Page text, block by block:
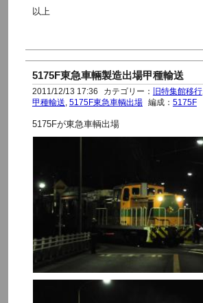
以上
5175F東急車輛製造出場甲種輸送
2011/12/13 17:36 カテゴリー： 旧特集館移行,
甲種輸送 5175F東急車輌出場 編成： 5175F
5175Fが東急車輌出場